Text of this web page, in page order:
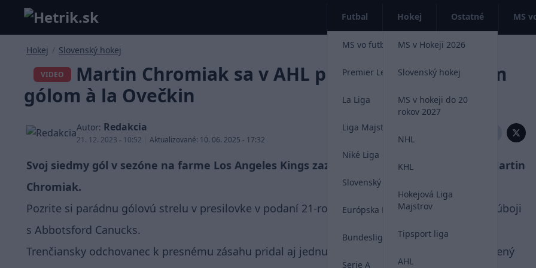
Futbal
MS vo futbale 2026
Premier League
La Liga
Liga Majstrov
Niké Liga
Slovenský futbal
Európska Liga
Bundesliga
Serie A
Hokej
MS v Hokeji 2026
Slovenský hokej
MS v hokeji do 20
rokov 2027
NHL
KHL
Hokejová Liga
Majstrov
Tipsport liga
AHL
Ostatné MS
Hokej / Slovenský hokej
VIDEO
Martin Chromiak sa v AHL predviedol parádnym
gólom à la Ovečkin
Autor: Redakcia
21. 12. 2023 - 10:52 Aktualizované: 10. 06. 2025 - 17:32
Zdieľať:
Svoj siedmy gól v sezóne na farme Los Angeles Kings zaznamenal slovenský hokejista Martin
Chromiak.
Pozrite si parádnu gólovú strelu v presilovke v podaní 21-ročného útočníka Ontaria Reign v súboji
s Abbotsford Canucks.
Trenčiansky odchovanec k presnému zásahu pridal aj jednu asistenciu a po stretnutí bol zvolený